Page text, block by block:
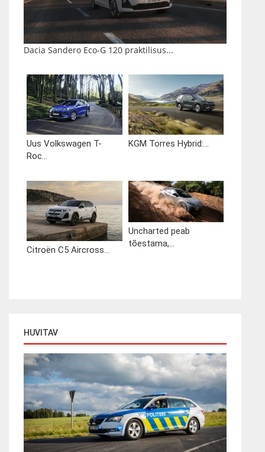
Dacia Sandero Eco-G 120 praktilisus...
Uus Volkswagen T-
Roc...
KGM Torres Hybrid:...
Citroën C5 Aircross...
Uncharted peab
tõestama,...
HUVITAV